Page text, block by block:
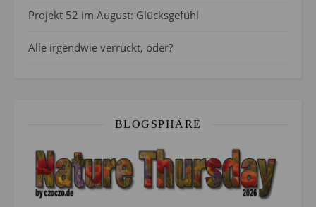
Projekt 52 im August: Glücksgefühl
Alle irgendwie verrückt, oder?
BLOGSPHÄRE